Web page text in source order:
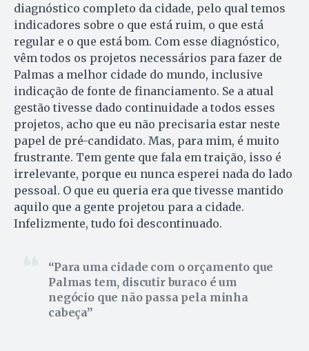
diagnóstico completo da cidade, pelo qual temos
indicadores sobre o que está ruim, o que está
regular e o que está bom. Com esse diagnóstico,
vêm todos os projetos necessários para fazer de
Palmas a melhor cidade do mundo, inclusive
indicação de fonte de financiamento. Se a atual
gestão tivesse dado continuidade a todos esses
projetos, acho que eu não precisaria estar neste
papel de pré-candidato. Mas, para mim, é muito
frustrante. Tem gente que fala em traição, isso é
irrelevante, porque eu nunca esperei nada do lado
pessoal. O que eu queria era que tivesse mantido
aquilo que a gente projetou para a cidade.
Infelizmente, tudo foi descontinuado.
Para uma cidade com o orçamento que
Palmas tem, discutir buraco é um
negócio que não passa pela minha
cabeça